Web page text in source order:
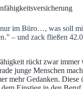
im Büro…, was soll
– und zack fließen
rückt zwar immer
junge Menschen
mehr Gedanken. Diese